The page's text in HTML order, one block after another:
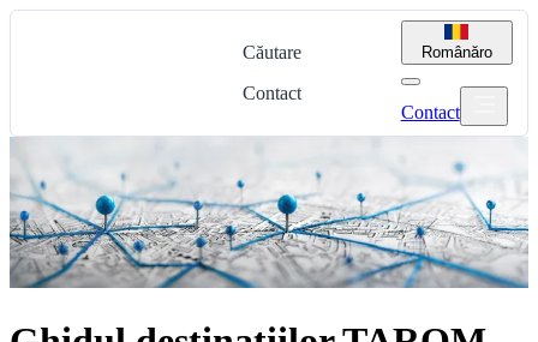
Căutare
Contact
Românăro
Contact